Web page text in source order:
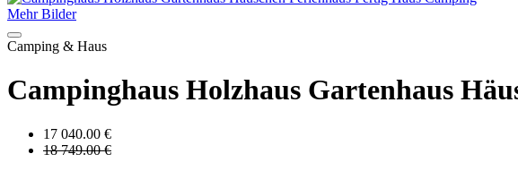
Mehr Bilder
Camping & Haus
Campinghaus Holzhaus Gartenhaus
17 040.00 €
18 749.00 €